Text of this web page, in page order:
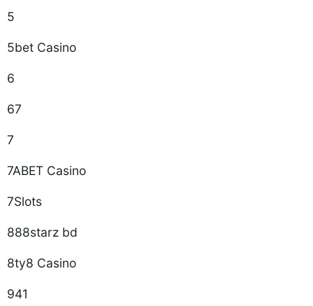
5
5bet Casino
6
67
7
7ABET Casino
7Slots
888starz bd
8ty8 Casino
941